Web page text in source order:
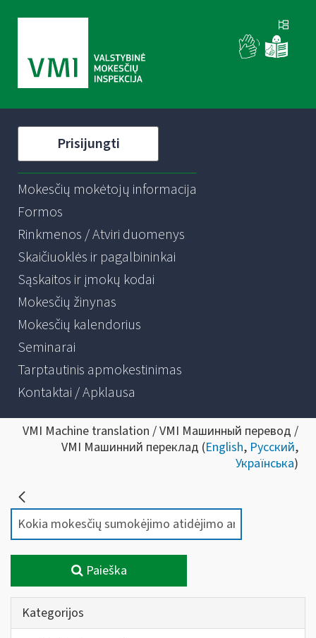
Prisijungti
Mokesčių mokėtojų informacija
Formos
Rinkmenos / Atviri duomenys
Skaičiuoklės ir pagalbininkai
Sąskaitos ir įmokų kodai
Mokesčių žinynas
Mokesčių kalendorius
Seminarai
Tarptautinis apmokestinimas
Kontaktai / Apklausa
VMI Machine translation / VMI Машинный перевод /
VMI Машинний переклад (English, Русский,
Українська)
Paieška
Kategorijos